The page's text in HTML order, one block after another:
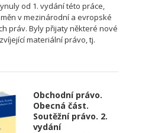
od 1. vydání této práce,
v mezinárodní a evropské
práv. Byly přijaty některé nové
materiální právo, tj.
Obchodní právo.
Obecná část.
Soutěžní právo. 2.
vydání